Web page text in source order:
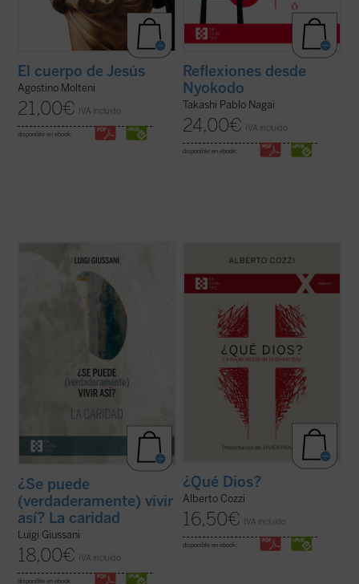
El cuerpo de Jesús
Agostino Molteni
21,00€ IVA incluido
disponible en ebook:
Reflexiones desde
Nyokodo
Takashi Pablo Nagai
24,00€ IVA incluido
disponible en ebook:
este tercer y último volumen dedicado a la
caridad, junto con su condición esencial, el
sacrificio, y su consecuencia práctica, la
(ver ficha)
¿Se puede
(verdaderamente) vivir
así? La caridad
Luigi Giussani
18,00€ IVA incluido
disponible en ebook:
sobre Dios no es meramente un ejercicio
intelectual, sino una apertura, un desafío a
ampliar nuestra comprensión de la
experiencia humana....(ver ficha)
¿Qué Dios?
Alberto Cozzi
16,50€ IVA incluido
disponible en ebook: